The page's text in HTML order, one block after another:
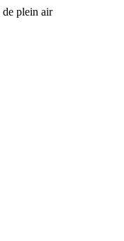
de plein air